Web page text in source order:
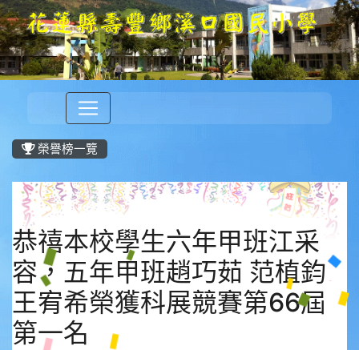
榮譽榜一覽
恭禧本校學生六年甲班江采
容，五年甲班趙巧茹 范植鈞
王宥希榮獲科展競賽第66屆
第一名